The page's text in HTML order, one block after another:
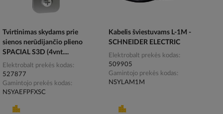
Tvirtinimas skydams prie
sienos nerūdijančio plieno
SPACIAL S3D (4vnt....
Elektrobalt prekės kodas
527877
Gamintojo prekės kodas
NSYAEFPFXSC
Kabelis šviestuvams L-1M -
SCHNEIDER ELECTRIC
Elektrobalt prekės kodas
509905
Gamintojo prekės kodas
NSYLAM1M